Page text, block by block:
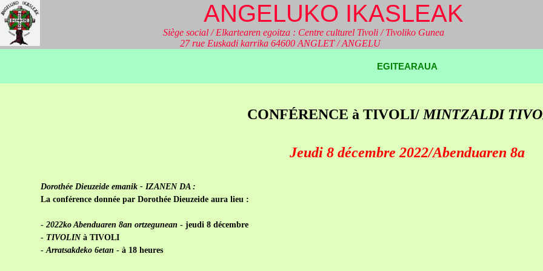
ANGELUKO IKASLEAK
Siège social / Elkartearen egoitza : Centre culturel Tivoli / Tivoliko Gunea
27 rue Euskadi karrika 64600 ANGLET / ANGELU
EGITEARAUA
CONFÉRENCE à TIVOLI/ MINTZALDI
Jeudi 8 décembre 2022/Abenduaren 8a
Dorothée Dieuzeide emanik - IZANEN DA :
La conférence donnée par Dorothée Dieuzeide aura lieu :
-2022ko Abenduaren 8an ortzegunean- jeudi 8 décembre
- TIVOLINà TIVOLI
-Arratsakdeko 6etan - à 18 heures